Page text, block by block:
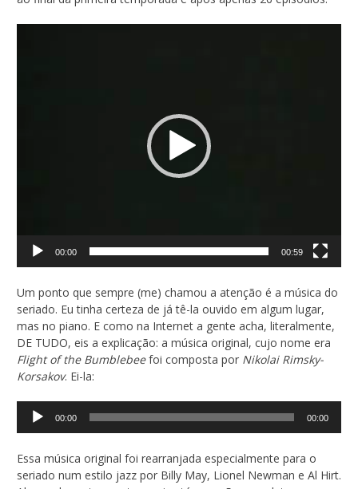
00:00 00:59
Um ponto que sempre (me) chamou a atenção é a música do
seriado. Eu tinha certeza de já tê-la ouvido em algum lugar,
mas no piano. E como na Internet a gente acha, literalmente,
DE TUDO, eis a explicação: a música original, cujo nome era
Flight of the Bumblebeefoi composta por Nikolai Rimsky-
Korsakov. Ei-la:
de
00:00 00:00
Essa música original foi rearranjada especialmente para o
seriado num estilo jazz por Billy May, Lionel Newman e Al Hirt.